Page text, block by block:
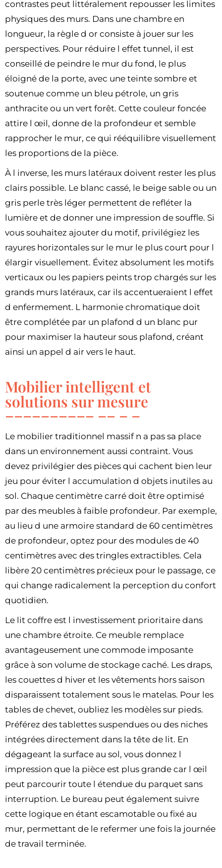
contrastes peut littéralement repousser les limites
physiques des murs. Dans une chambre en
longueur, la règle d or consiste à jouer sur les
perspectives. Pour réduire l effet tunnel, il est
conseillé de peindre le mur du fond, le plus
éloigné de la porte, avec une teinte sombre et
soutenue comme un bleu pétrole, un gris
anthracite ou un vert forêt. Cette couleur foncée
attire l œil, donne de la profondeur et semble
rapprocher le mur, ce qui rééquilibre visuellement
les proportions de la pièce.
À l inverse, les murs latéraux doivent rester les plus
clairs possible. Le blanc cassé, le beige sable ou un
gris perle très léger permettent de refléter la
lumière et de donner une impression de souffle. Si
vous souhaitez ajouter du motif, privilégiez les
rayures horizontales sur le mur le plus court pour l
élargir visuellement. Évitez absolument les motifs
verticaux ou les papiers peints trop chargés sur les
grands murs latéraux, car ils accentueraient l effet
d enfermement. L harmonie chromatique doit
être complétée par un plafond d un blanc pur
pour maximiser la hauteur sous plafond, créant
ainsi un appel d air vers le haut.
Mobilier intelligent et
solutions sur mesure
Le mobilier traditionnel massif n a pas sa place
dans un environnement aussi contraint. Vous
devez privilégier des pièces qui cachent bien leur
jeu pour éviter l accumulation d objets inutiles au
sol. Chaque centimètre carré doit être optimisé
par des meubles à faible profondeur. Par exemple,
au lieu d une armoire standard de 60 centimètres
de profondeur, optez pour des modules de 40
centimètres avec des tringles extractibles. Cela
libère 20 centimètres précieux pour le passage, ce
qui change radicalement la perception du confort
quotidien.
Le lit coffre est l investissement prioritaire dans
une chambre étroite. Ce meuble remplace
avantageusement une commode imposante
grâce à son volume de stockage caché. Les draps,
les couettes d hiver et les vêtements hors saison
disparaissent totalement sous le matelas. Pour les
tables de chevet, oubliez les modèles sur pieds.
Préférez des tablettes suspendues ou des niches
intégrées directement dans la tête de lit. En
dégageant la surface au sol, vous donnez l
impression que la pièce est plus grande car l œil
peut parcourir toute l étendue du parquet sans
interruption. Le bureau peut également suivre
cette logique en étant escamotable ou fixé au
mur, permettant de le refermer une fois la journée
de travail terminée.